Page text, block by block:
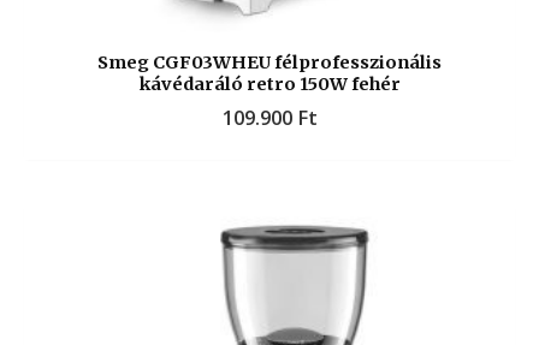
Smeg CGF03WHEU félprofesszionális
kávédaráló retro 150W fehér
109.900 Ft